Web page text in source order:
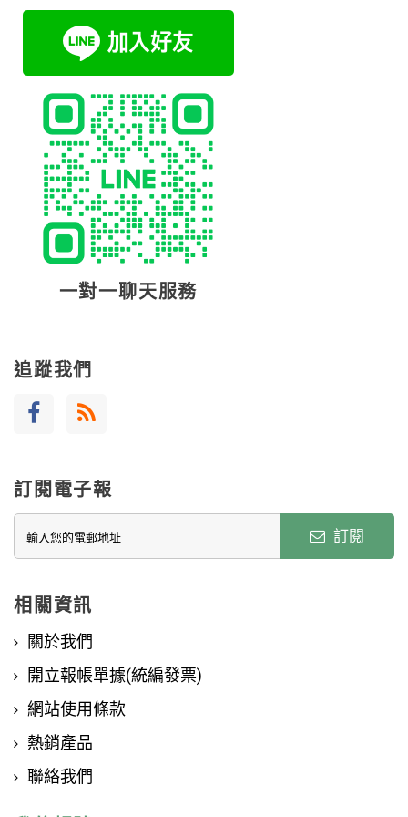
一對一聊天服務
追蹤我們
訂閱電子報
訂閱
相關資訊
關於我們
開立報帳單據(統編發票)
網站使用條款
熱銷產品
聯絡我們